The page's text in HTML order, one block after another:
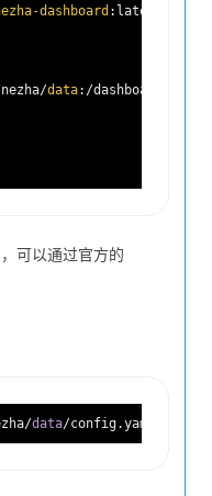
dashboard :latest
data:/dashboard/data
可以通过官方的
data